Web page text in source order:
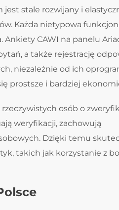
stale rozwijany i
Każda nietypowa
Ankiety CAWI na panelu
a także rejestrację
niezależnie od ich
prostsze i bardziej
osób o
weryfikacji, zachowują
Dzięki temu
takich jak korzystanie z